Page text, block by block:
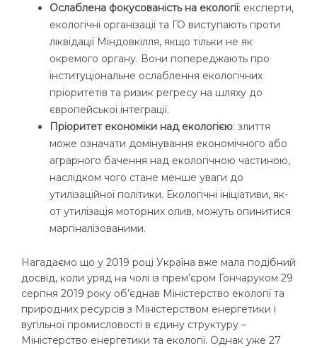
Ослаблена фокусованість на екології: експерти,
екологічні організації та ГО виступають проти
ліквідації Міндовкілля, якщо тільки не як
окремого органу. Вони попереджають про
інституціональне ослаблення екологічних
пріоритетів та ризик регресу на шляху до
європейської інтеграції.
Пріоритет економіки над екологією: злиття
може означати домінування економічного або
аграрного бачення над екологічною частиною,
наслідком чого стане менше уваги до
утилізаційної політики. Екологічні ініціативи, як-
от утилізація моторних олив, можуть опинитися
маргіналізованими.
Нагадаємо що у 2019 році Україна вже мала подібний
досвід, коли уряд на чолі із прем’єром Гончаруком 29
серпня 2019 року об’єднав Міністерство екології та
природних ресурсів з Міністерством енергетики і
вугільної промисловості в єдину структуру –
Міністерство енергетики та екології. Однак уже 27